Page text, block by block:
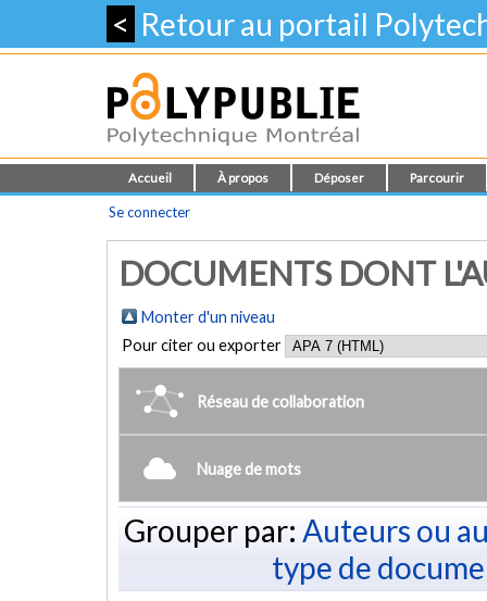
< Retour au portail
Accueil À propos Déposer Parcourir
Se connecter
DOCUMENTS DONT
Monter d'un niveau
Pour citer ou exporter
Réseau de collaboration
Nuage de mots
Grouper par: Auteurs ou
type de